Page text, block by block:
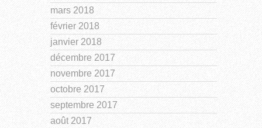
mars 2018
février 2018
janvier 2018
décembre 2017
novembre 2017
octobre 2017
septembre 2017
août 2017